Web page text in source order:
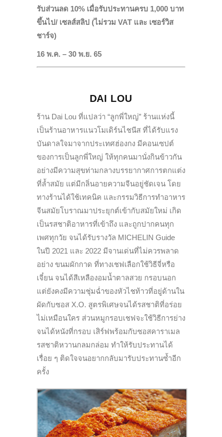
รับส่วนลด 10% เมื่อรับประทานครบ 1,000 บาท
ขึ้นไป/ เซลส์สลิป (ไม่รวม VAT และ เซอร์วิส
ชาร์จ)
16 พ.ค. – 30 พ.ย. 65
DAI LOU
ร้าน Dai Lou ที่แปลว่า “ลูกพี่ใหญ่” ร้านแห่งนี้
เป็นร้านอาหารแนวโมเดิร์นไชนีส ที่ได้รับแรง
บันดาลใจมาจากประเทศฮ่องกง มีคอนเซปต์
ของการเป็นลูกพี่ใหญ่ ให้ทุกคนมานั่งกินข้าวกัน
อย่างมีความสุขท่ามกลางบรรยากาศการตกแต่ง
ที่ล้ำสมัย แต่มีกลิ่นอายความจีนอยู่ชัดเจน โดย
ทางร้านได้ใช้เทคนิค และกรรมวิธีการทำอาหาร
จีนสมัยโบราณมาประยุกต์เข้ากับสมัยใหม่ เกิด
เป็นรสชาติอาหารที่เข้าถึง และถูกปากคนทุก
เพศทุกวัย จนได้รับรางวัล MICHELIN Guide
ในปี 2021 และ 2022 มีจานเด่นที่ไม่ควรพลาด
อย่าง ขนมผักกาด ที่ทางเชฟเลือกใช้วิธีจี่หรือ
เจี๋ยน จนได้สีเหลืองอมน้ำตาลสวย กรอบนอก
แต่ยังคงมีความชุ่มฉ่ำของหัวไชท้าวที่อยู่ด้านใน
ผัดกับซอส X.O. สูตรพิเศษจนได้รสชาติที่อร่อย
ไม่เหมือนใคร ส่วนหมูกรอบเชฟจะใช้วิธีการย่าง
จนได้หนังที่กรอบ เสิร์ฟพร้อมกับซอสคาราเมล
รสชาติหวานกลมกล่อม ทำให้รับประทานได้
เรื่อย ๆ ติดใจจนอยากกลับมารับประทานซ้ำอีก
ครั้ง